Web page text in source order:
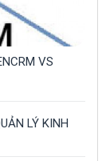
VS
LÝ KINH